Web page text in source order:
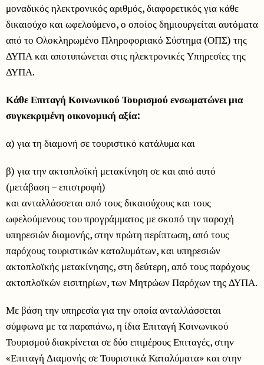
μοναδικός ηλεκτρονικός αριθμός, διαφορετικός για κάθε
δικαιούχο και ωφελούμενο, ο οποίος δημιουργείται αυτόματα
από το Ολοκληρωμένο Πληροφοριακό Σύστημα (ΟΠΣ) της
ΔΥΠΑ και αποτυπώνεται στις ηλεκτρονικές Υπηρεσίες της
ΔΥΠΑ.
Κάθε Επιταγή Κοινωνικού Τουρισμού ενσωματώνει μια
συγκεκριμένη οικονομική αξία:
α) για τη διαμονή σε τουριστικό κατάλυμα και
β) για την ακτοπλοϊκή μετακίνηση σε και από αυτό
(μετάβαση – επιστροφή)
και ανταλλάσσεται από τους δικαιούχους και τους
ωφελούμενους του προγράμματος με σκοπό την παροχή
υπηρεσιών διαμονής, στην πρώτη περίπτωση, από τους
παρόχους τουριστικών καταλυμάτων, και υπηρεσιών
ακτοπλοϊκής μετακίνησης, στη δεύτερη, από τους παρόχους
ακτοπλοϊκών εισιτηρίων, των Μητρώων Παρόχων της ΔΥΠΑ.
Με βάση την υπηρεσία για την οποία ανταλλάσσεται
σύμφωνα με τα παραπάνω, η ίδια Επιταγή Κοινωνικού
Τουρισμού διακρίνεται σε δύο επιμέρους Επιταγές, στην
«Επιταγή Διαμονής σε Τουριστικά Καταλύματα» και στην